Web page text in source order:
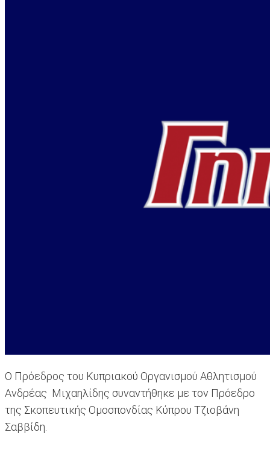
Ο Πρόεδρος του Κυπριακού Οργανισμού Αθλητισμού
Ανδρέας Μιχαηλίδης συναντήθηκε με τον Πρόεδρο
της Σκοπευτικής Ομοσπονδίας Κύπρου Τζιοβάνη
Σαββίδη.